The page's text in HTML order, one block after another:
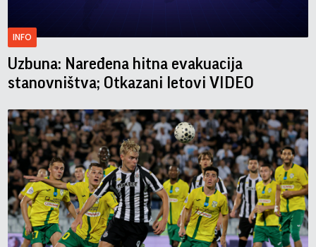
INFO
Uzbuna: Naređena hitna evakuacija
stanovništva; Otkazani letovi VIDEO